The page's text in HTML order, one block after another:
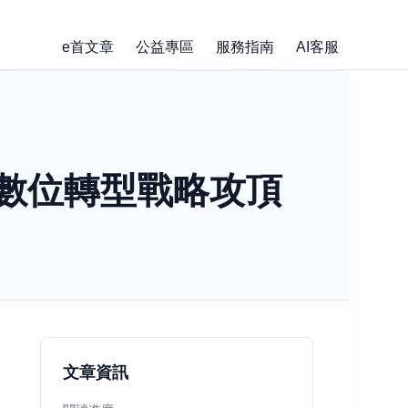
e首文章 公益專區 服務指南 AI客服
位轉型戰略攻頂
文章資訊